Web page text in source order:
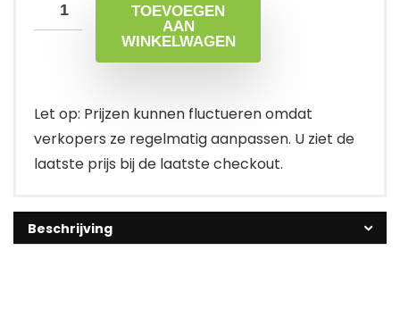
TOEVOEGEN
AAN
WINKELWAGEN
Let op: Prijzen kunnen fluctueren omdat
verkopers ze regelmatig aanpassen. U ziet de
laatste prijs bij de laatste checkout.
Beschrijving